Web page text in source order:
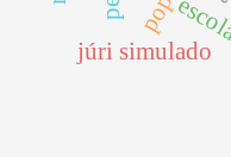
júri simulado